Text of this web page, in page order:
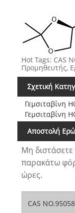
Hot Tags: CAS
Προμηθευτής,
Σχετική
Γεμσιταβίνη
Γεμσιταβίνη
Αποστολή
Μη
παρακάτω
ώρες.